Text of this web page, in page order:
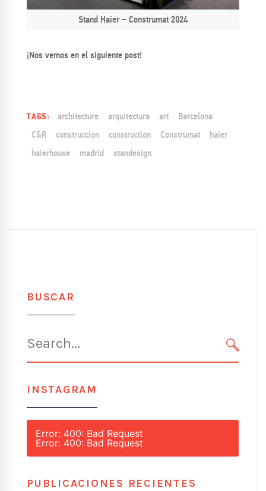
Stand Haier – Construmat 2024
¡Nos vemos en el siguiente post!
TAGS: architecture arquitectura art
Barcelona
C&R
construccion construction Construmat
haier
haierhouse
madrid standesign
BUSCAR
for:
INSTAGRAM
Error: 400: Bad Request
Error: 400: Bad Request
PUBLICACIONES RECIENTES